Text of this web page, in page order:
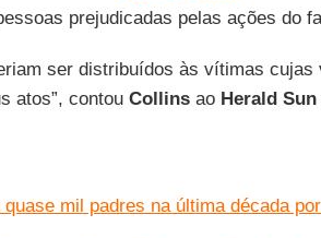
prejudicadas pelas ações do
ser distribuídos às vítimas
atos”, contou Collinsao Herald Sun
mil padres na última década